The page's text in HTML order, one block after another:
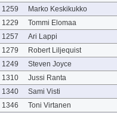
1259
Marko Keskikukko
1229
Tommi Elomaa
1257
Ari Lappi
1279
Robert Liljequist
1249
Steven Joyce
1310
Jussi Ranta
1340
Sami Visti
1346
Toni Virtanen